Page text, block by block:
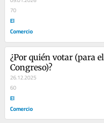
70
El
Comercio
¿Por quién votar (para el
Congreso)?
26.12.2025
60
El
Comercio